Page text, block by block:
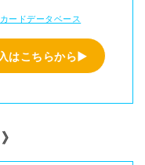
ードデータベース
はこちらから▶